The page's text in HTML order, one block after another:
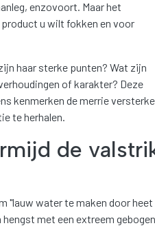
enzovoort. Maar het
u wilt fokken en voor
haar sterke punten? Wat zijn
of karakter? Deze
kenmerken de merrie
te herhalen.
de
"lauw water te maken door
met een extreem